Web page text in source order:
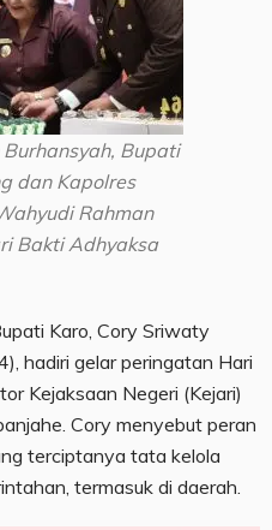
Bupati
dan Kapolres
Rahman
Bakti Adhyaksa
Karo, Cory Sriwaty
hadiri gelar peringatan Hari
Kejaksaan Negeri (Kejari)
Cory menyebut peran
terciptanya tata kelola
termasuk di daerah.